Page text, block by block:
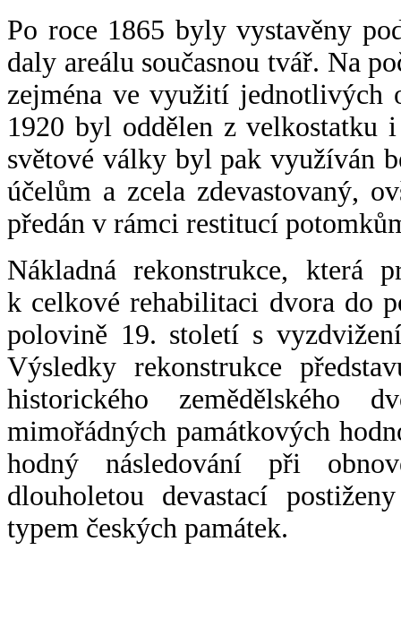
Po roce 1865 byly vystavěny
daly areálu současnou tvář. Na
zejména ve využití jednotlivých
1920 byl oddělen z
světové války byl pak využíván
účelům a zcela zdevastovaný,
předán v rámci restitucí
Nákladná rekonstrukce, která
k celkové rehabilitaci dvora do
polovině 19. století s
Výsledky rekonstrukce
historického zemědělského
mimořádných památkových
hodný následování při
dlouholetou devastací
typem českých památek.